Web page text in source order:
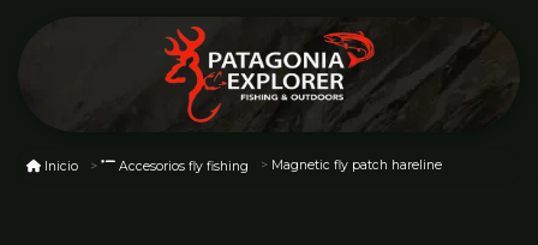
Inicio Accesorios fly fishing Magnetic fly patch hareline